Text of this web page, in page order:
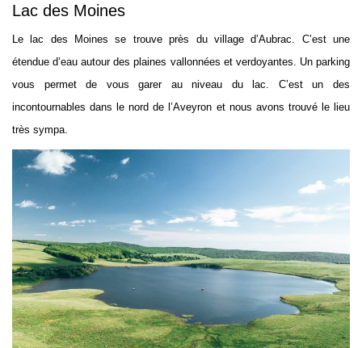
Lac des Moines
Le lac des Moines se trouve près du village d’Aubrac. C’est une
étendue d’eau autour des plaines vallonnées et verdoyantes. Un parking
vous permet de vous garer au niveau du lac. C’est un des
incontournables dans le nord de l’Aveyron et nous avons trouvé le lieu
très sympa.